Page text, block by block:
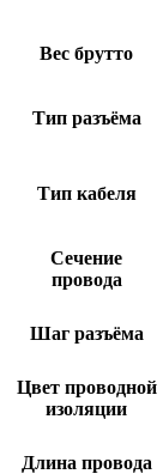
Вес брутто
Тип разъёма
Тип кабеля
Сечение
провода
Шаг разъёма
Цвет проводной
изоляции
Длина провода